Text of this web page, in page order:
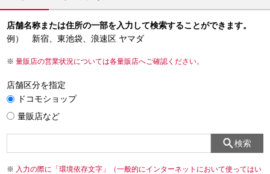
店舗名称または住所の一部を入力して検索することができます。
例） 新宿、東池袋、浪速区 ヤマダ
量販店の営業状況については各量販店へご確認ください。
店舗区分を指定
ドコモショップ
量販店など
検索
入力の際に「環境依存文字」（一般的にインターネットにおいて使ってはい